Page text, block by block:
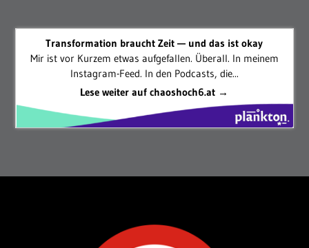
Transformation braucht Zeit — und das ist okay
Mir ist vor Kurzem etwas aufgefallen. Überall. In meinem
Instagram-Feed. In den Podcasts, die...
Lese weiter auf chaoshoch6.at →